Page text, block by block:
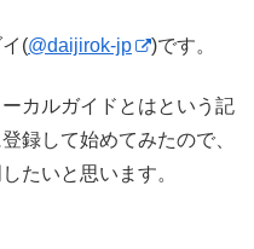
(@daijirok-jp )です。
カルガイドとはという記
録して始めてみたので、
たいと思います。